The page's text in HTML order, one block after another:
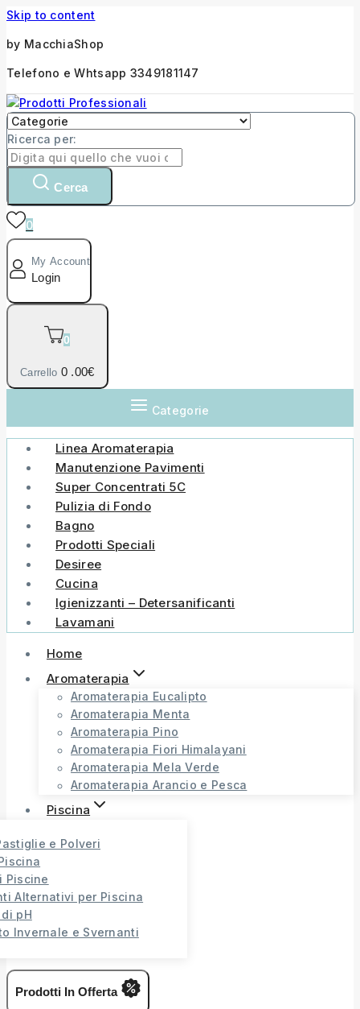
Skip to content
by MacchiaShop
Telefono e Whtsapp 3349181147
Ricerca per:
Cerca
0
My Account
Login
0
Carrello 0 .00€
Categorie
Linea Aromaterapia
Manutenzione Pavimenti
Super Concentrati 5C
Pulizia di Fondo
Bagno
Prodotti Speciali
Desiree
Cucina
Igienizzanti – Detersanificanti
Lavamani
Home
Aromaterapia
Aromaterapia Eucalipto
Aromaterapia Menta
Aromaterapia Pino
Aromaterapia Fiori Himalayani
Aromaterapia Mela Verde
Aromaterapia Arancio e Pesca
Piscina
e Polveri
Piscine
Alternativi per Piscina
pH
Invernale e Svernanti
Prodotti In Offerta